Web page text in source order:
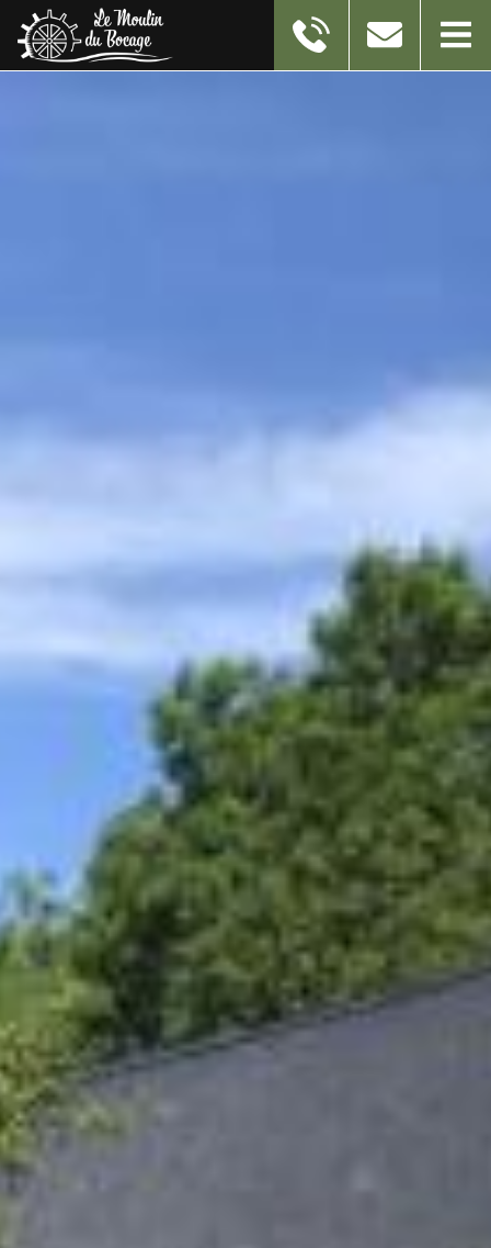
11 RUE DU MOULIN TAISNIERES-EN-THIERACHE